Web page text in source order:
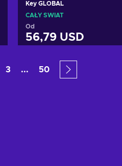
Key GLOBAL
CAŁY ŚWIAT
Od
56,79 USD
Dodaj do koszyka
Zobacz oferty
3 ... 50